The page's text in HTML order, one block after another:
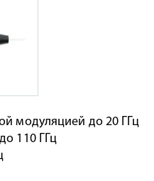
модуляцией до 20 ГГц
110 ГГц